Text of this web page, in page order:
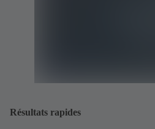
Résultats rapides